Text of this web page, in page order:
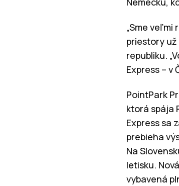
„Sme veľmi
priestory už
republiku.
Express – v
PointPark
ktorá spája
Express sa
prebieha
Na
letisku.
vybavená